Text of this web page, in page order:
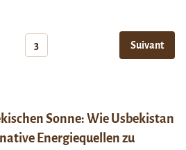
3 Suivant
Sonne: Wie Usbekistan
Energiequellen zu